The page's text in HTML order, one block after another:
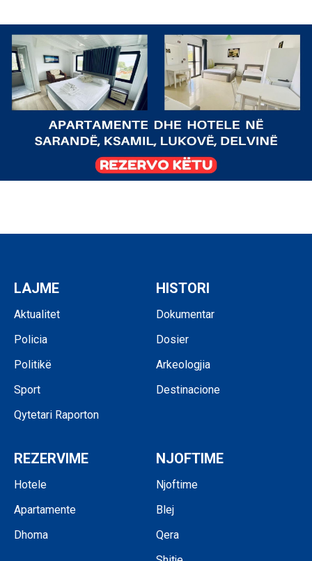
LAJME
Aktualitet
Policia
Politikë
Sport
Qytetari Raporton
HISTORI
Dokumentar
Dosier
Arkeologjia
Destinacione
REZERVIME
Hotele
Apartamente
Dhoma
NJOFTIME
Njoftime
Blej
Qera